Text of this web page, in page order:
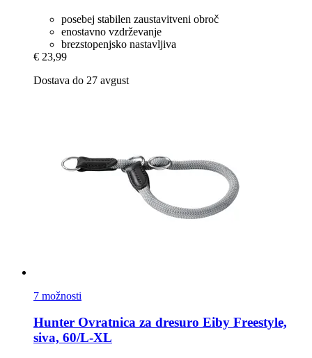
posebej stabilen zaustavitveni obroč
enostavno vzdrževanje
brezstopenjsko nastavljiva
€ 23,99
Dostava do 27 avgust
7 možnosti
Hunter Ovratnica za dresuro Eiby Freestyle,
siva, 60/L-​XL